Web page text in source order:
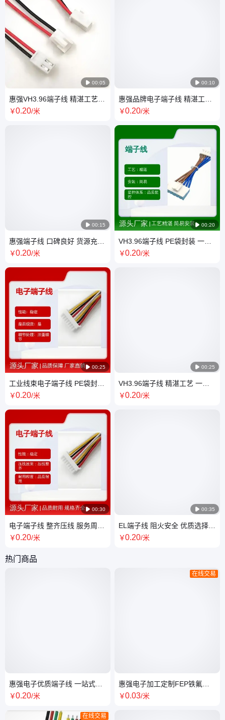
 00:05
惠强VH3.96端子线 精湛工艺长
寿命 品质监控 导电性好
￥0.20/米
 00:15
惠强端子线 口碑良好 货源充足
批号2 质量过硬 一站式供应省
￥0.20/米
 00:25
工业线束电子端子线 PE袋封装
惠强品牌 一站式供应省心
￥0.20/米
 00:30
电子端子线 整齐压线 服务周到
按需定制一站式供应省心
￥0.20/米
 00:10
惠强品牌电子端子线 精湛工艺
批号2 规格齐全一站式供应省心
￥0.20/米
 00:20
VH3.96端子线 PE袋封装 一站
式服务 工艺精湛一站式供应省
￥0.20/米
 00:25
VH3.96端子线 精湛工艺 一站
式服务 规格齐全一站式供应省
￥0.20/米
 00:35
EL端子线 阻火安全 优质选择
现货 柔软耐折一站式供应省心
￥0.20/米
热门商品
惠强电子优质端子线 一站式服
务 PE袋封装 适用于各接口设备
￥0.20/米
在线交易
在线交易
惠强电子加工定制FEP铁氟龙
绝缘镀锡高压线 1332-26AWG
￥0.03/米